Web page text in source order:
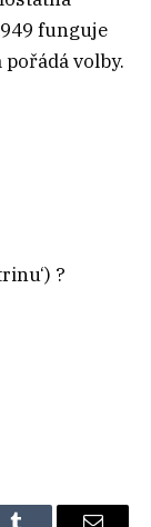
funguje
volby.
?